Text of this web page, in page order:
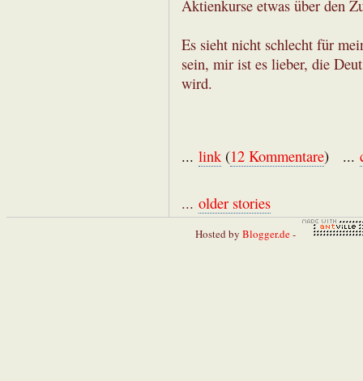
Aktienkurse etwas über den
Es sieht nicht schlecht für
sein, mir ist es lieber, die
wird.
... link(12 Kommentare) ...
... older stories
Hosted by Blogger.de-